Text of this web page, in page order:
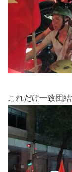
これだけ一致団